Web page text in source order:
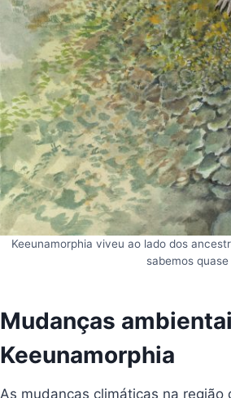
Keeunamorphia viveu ao lado dos
sabemos
Mudanças
Keeunamorphia
As mudanças climáticas na